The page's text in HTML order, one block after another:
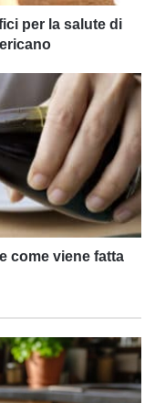
per la salute di
come viene fatta